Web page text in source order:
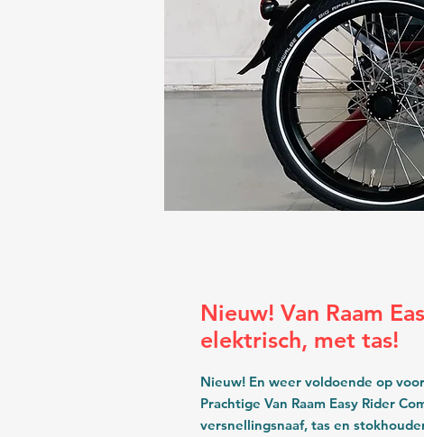
Nieuw! Van Raam
elektrisch, met tas!
Nieuw! En weer voldoende op
Prachtige Van Raam Easy Rider
versnellingsnaaf, tas en